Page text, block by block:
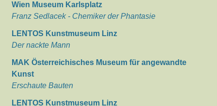
Wien Museum Karlsplatz
Franz Sedlacek - Chemiker der Phantasie
LENTOS Kunstmuseum Linz
Der nackte Mann
MAK Österreichisches Museum für angewandte
Kunst
Erschaute Bauten
LENTOS Kunstmuseum Linz